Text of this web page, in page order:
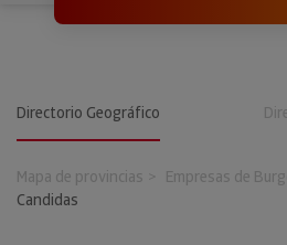
Directorio Geográfico
Mapa de provincias Empresas de
Candidas